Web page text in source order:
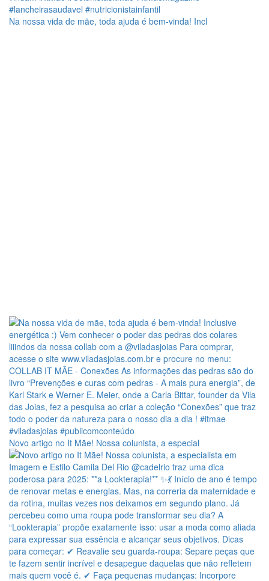
Na nossa vida de mãe, toda ajuda é bem-vinda! Incl
Novo artigo no It Mãe! Nossa colunista, a especial